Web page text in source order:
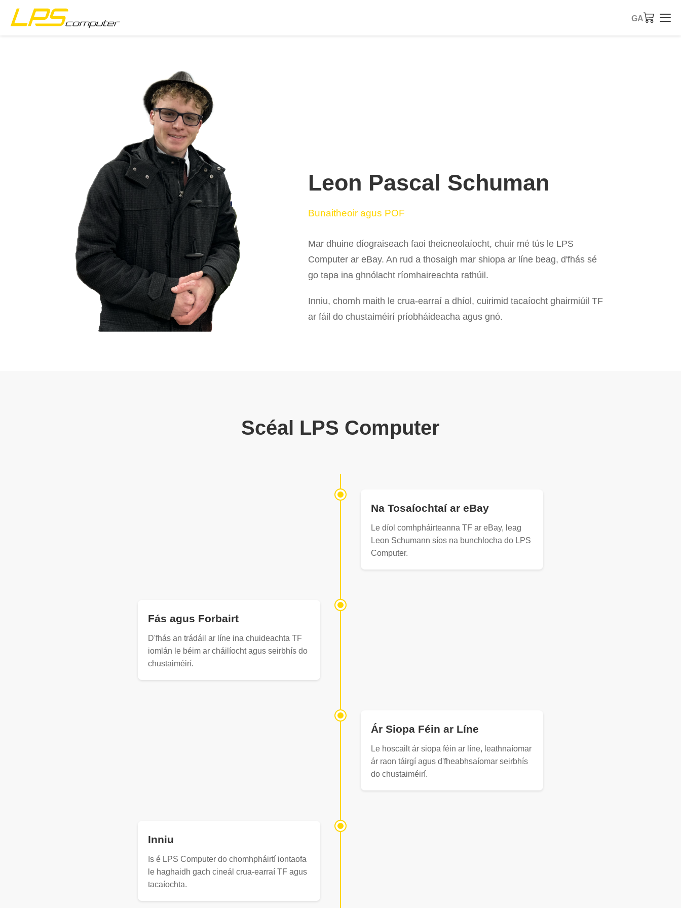
GA
Leon Pascal Schuman
Bunaitheoir agus POF
Mar dhuine díograiseach faoi theicneolaíocht, chuir mé tús le LPS
Computer ar eBay. An rud a thosaigh mar shiopa ar líne beag, d'fhás sé
go tapa ina ghnólacht ríomhaireachta rathúil.
Inniu, chomh maith le crua-earraí a dhíol, cuirimid tacaíocht ghairmiúil TF
ar fáil do chustaiméirí príobháideacha agus gnó.
Scéal LPS Computer
Na Tosaíochtaí ar eBay
Le díol comhpháirteanna TF ar eBay, leag
Leon Schumann síos na bunchlocha do LPS
Computer.
Fás agus Forbairt
D'fhás an trádáil ar líne ina chuideachta TF
iomlán le béim ar cháilíocht agus seirbhís do
chustaiméirí.
Ár Siopa Féin ar Líne
Le hoscailt ár siopa féin ar líne, leathnaíomar
ár raon táirgí agus d'fheabhsaíomar seirbhís
do chustaiméirí.
Inniu
Is é LPS Computer do chomhpháirtí iontaofa
le haghaidh gach cineál crua-earraí TF agus
tacaíochta.